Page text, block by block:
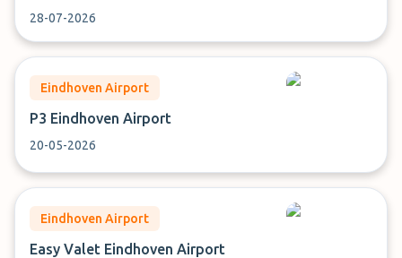
28-07-2026
Eindhoven Airport
P3 Eindhoven Airport
20-05-2026
Eindhoven Airport
Easy Valet Eindhoven Airport